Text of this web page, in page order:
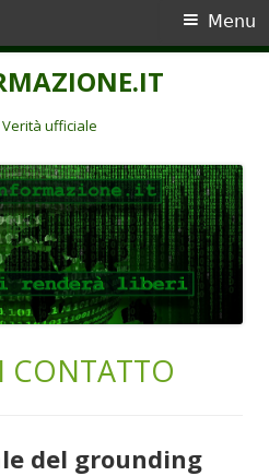
ufficiale
Menu
CONTATTO
del grounding